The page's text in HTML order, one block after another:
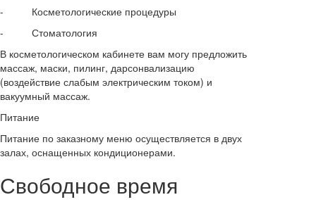
- Косметологические процедуры
- Стоматология
В косметологическом кабинете вам могу предложить
массаж, маски, пилинг, дарсонвализацию
(воздействие слабым электрическим током) и
вакуумный массаж.
Питание
Питание по заказному меню осуществляется в двух
залах, оснащенных кондиционерами.
Свободное время